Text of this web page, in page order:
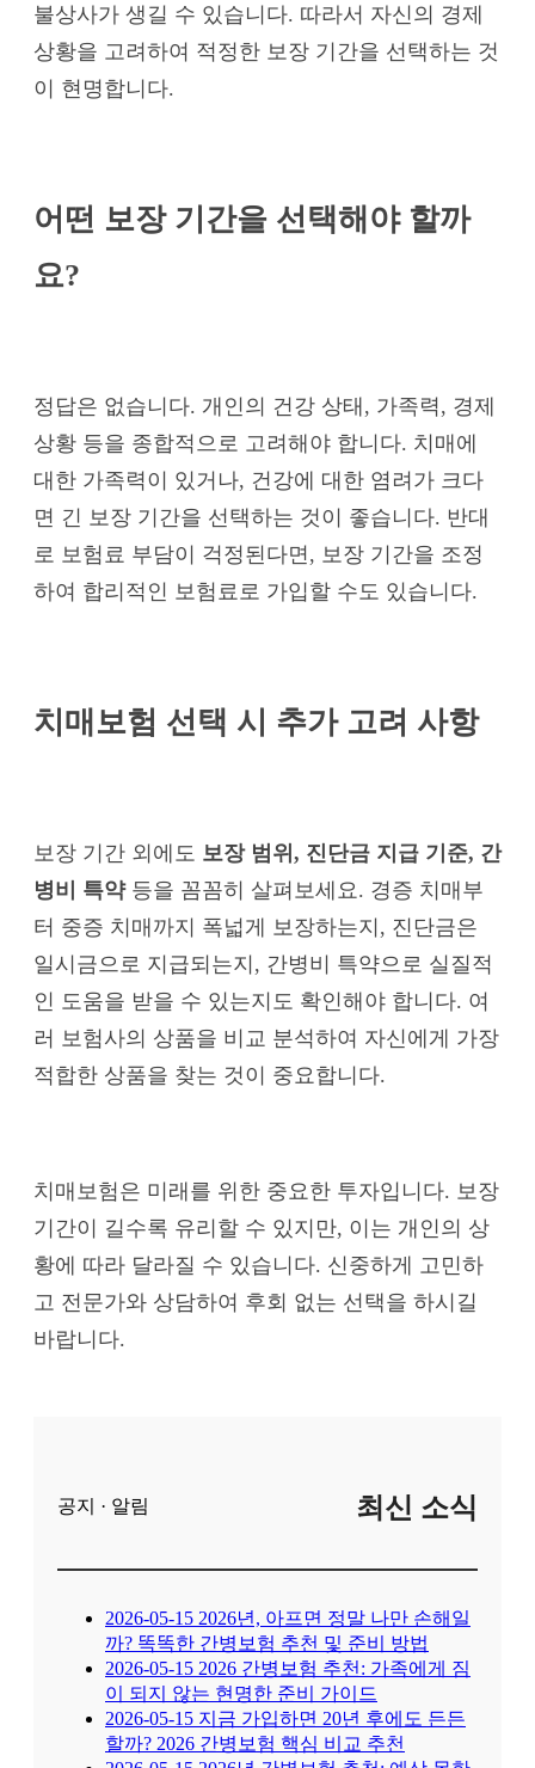
불상사가 생길 수 있습니다. 따라서 자신의 경제
상황을 고려하여 적정한 보장 기간을 선택하는 것
이 현명합니다.
어떤 보장 기간을 선택해야 할까
요?
정답은 없습니다. 개인의 건강 상태, 가족력, 경제
상황 등을 종합적으로 고려해야 합니다. 치매에
대한 가족력이 있거나, 건강에 대한 염려가 크다
면 긴 보장 기간을 선택하는 것이 좋습니다. 반대
로 보험료 부담이 걱정된다면, 보장 기간을 조정
하여 합리적인 보험료로 가입할 수도 있습니다.
치매보험 선택 시 추가 고려 사항
보장 기간 외에도 보장 범위, 진단금 지급 기준, 간
병비 특약등을 꼼꼼히 살펴보세요. 경증 치매부
터 중증 치매까지 폭넓게 보장하는지, 진단금은
일시금으로 지급되는지, 간병비 특약으로 실질적
인 도움을 받을 수 있는지도 확인해야 합니다. 여
러 보험사의 상품을 비교 분석하여 자신에게 가장
적합한 상품을 찾는 것이 중요합니다.
치매보험은 미래를 위한 중요한 투자입니다. 보장
기간이 길수록 유리할 수 있지만, 이는 개인의 상
황에 따라 달라질 수 있습니다. 신중하게 고민하
고 전문가와 상담하여 후회 없는 선택을 하시길
바랍니다.
공지 · 알림 최신 소식
2026-05-15 2026년, 아프면 정말 나만 손해일
까? 똑똑한 간병보험 추천 및 준비 방법
2026-05-15 2026 간병보험 추천: 가족에게 짐
이 되지 않는 현명한 준비 가이드
2026-05-15 지금 가입하면 20년 후에도 든든
할까? 2026 간병보험 핵심 비교 추천